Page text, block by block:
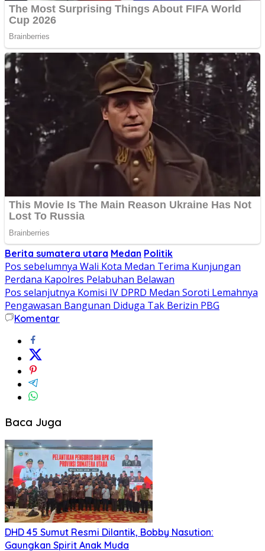
Berita sumatera utara Medan Politik
Navigasi
pos
Pos sebelumnya Wali Kota Medan Terima Kunjungan
Perdana Kapolres Pelabuhan Belawan
Pos selanjutnya Komisi IV DPRD Medan Soroti Lemahnya
Pengawasan Bangunan Diduga Tak Berizin PBG
Komentar
Baca Juga
DHD 45 Sumut Resmi Dilantik, Bobby Nasution:
Gaungkan Spirit Anak Muda